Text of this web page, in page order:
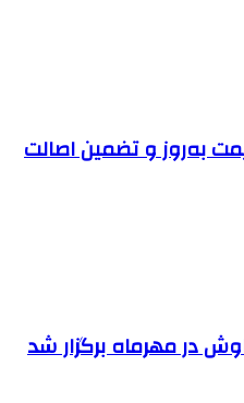
به‌روز و تضمین اصالت
در مهرماه برگزار شد